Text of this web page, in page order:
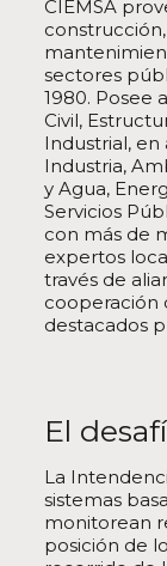
CIEMSA
sectores
1980. Posee
Civil,
Industrial,
Industria,
y Agua,
Servicios
con más de
expertos
través de
cooperación
destacados
El
La
sistemas
monitorean
posición de